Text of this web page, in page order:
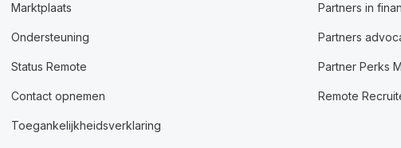
Marktplaats
Ondersteuning
Status Remote
Contact opnemen
Toegankelijkheidsverklaring
Partners in
Partners
Partner Perks
Remote